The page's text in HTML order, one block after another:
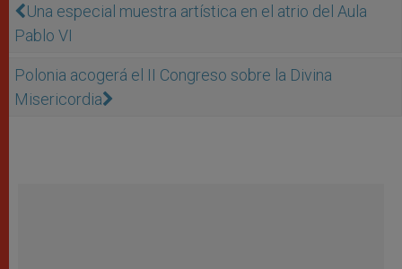
Una especial muestra artística en el atrio del Aula
Pablo VI
Polonia acogerá el II Congreso sobre la Divina
Misericordia